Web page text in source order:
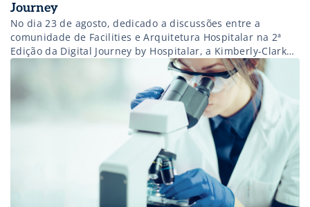
Journey
No dia 23 de agosto, dedicado a discussões entre a
comunidade de Facilities e Arquitetura Hospitalar na 2ª
Edição da Digital Journey by Hospitalar, a Kimberly-Clark
patrocinará o painel Industry Talks, que acontece às
17h35, com o tema Desafios & tendências no setor da
saúde: a Kimberly-Clark Professional como o seu aliado. A
Kimberly-Clark é […]